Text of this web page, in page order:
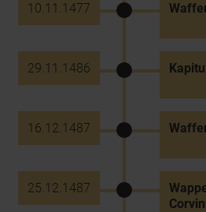
10.11.1477
29.11.1486
16.12.1487
25.12.1487